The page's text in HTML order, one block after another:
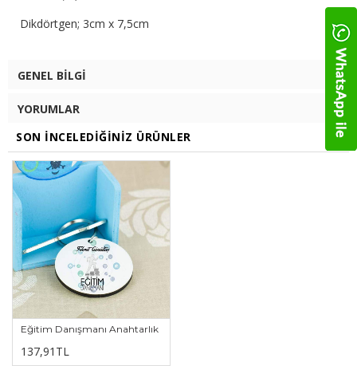
Dikdörtgen; 3cm x 7,5cm
GENEL BILGI
YORUMLAR
SON İNCELEDIĞINIZ ÜRÜNLER
Eğitim Danışmanı Anahtarlık
137,91TL